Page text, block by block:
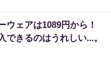
ウェアは1089円から！
できるのはうれしい...。